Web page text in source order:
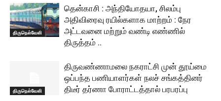
திருநெல்வேலி
தென்காசி : அந்தியோதயா, சிலம்பு
அதிவிரைவு ரயில்களாக மாற்றம் : நேர
அட்டவனை மற்றும் வண்டி எண்ணில்
திருத்தம் ..
திருநெல்வேலி
திருவண்ணாமலை நகராட்சி முன் தூய்மை
ஒப்பந்த பணியாளர்கள் நலச் சங்கத்தினர்
திடீர் தர்ணா போராட்டத்தால் பரபரப்பு